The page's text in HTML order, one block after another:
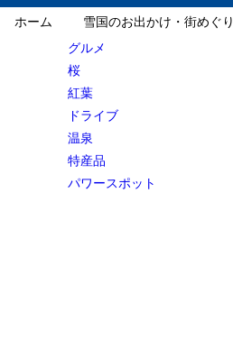
ホーム
雪国のお出かけ・街めぐり
グルメ
桜
紅葉
ドライブ
温泉
特産品
パワースポット